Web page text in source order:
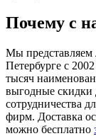
Почему с
Мы представляем
Петербурге с
тысяч
выгодные скидки
сотрудничества
фирм. Доставка
можно бесплатно